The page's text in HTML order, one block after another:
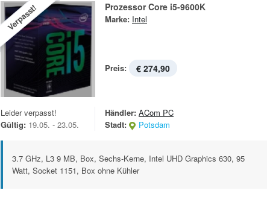
Verpasst! Prozessor Core i5-9600K
Marke: Intel
Preis: € 274,90
Leider verpasst!
Gültig: 19.05. - 23.05.
Händler: ACom PC
Stadt:
Potsdam
3.7 GHz, L3 9 MB, Box, Sechs-Kerne, Intel UHD Graphics 630, 95
Watt, Socket 1151, Box ohne Kühler